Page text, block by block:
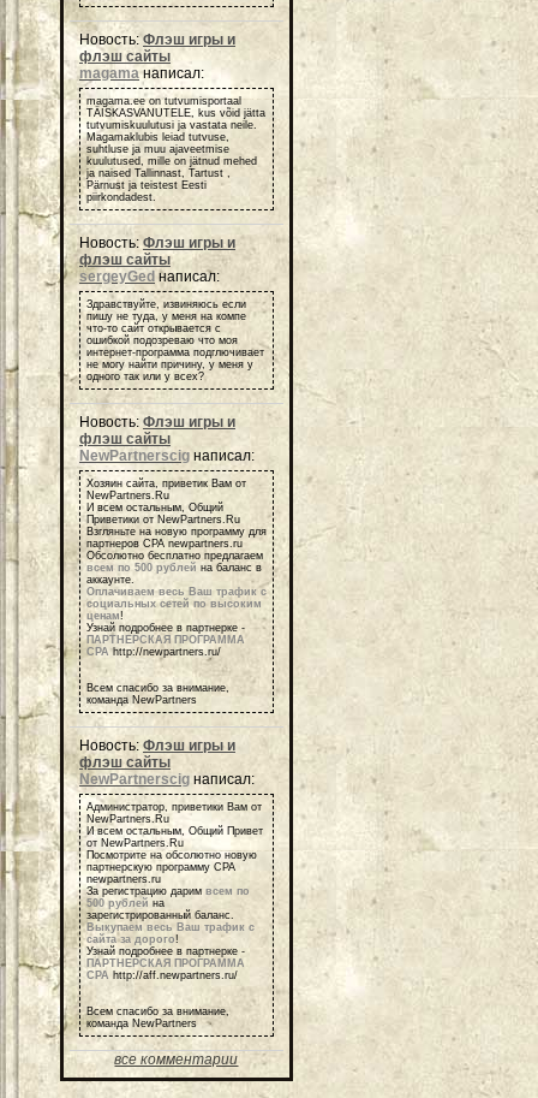
Новость:Флэш игры и
флэш сайты
magamaнаписал:
magama.ee on tutvumisportaal
TÄISKASVANUTELE, kus võid jätta
tutvumiskuulutusi ja vastata neile.
Magamaklubis leiad tutvuse,
suhtluse ja muu ajaveetmise
kuulutused, mille on jätnud mehed
ja naised Tallinnast, Tartust ,
Pärnust ja teistest Eesti
piirkondadest.
Новость:Флэш игры и
флэш сайты
sergeyGed написал:
Здравствуйте, извиняюсь если
пишу не туда, у меня на компе
что-то сайт открывается с
ошибкой подозреваю что моя
интернет-программа подглючивает
не могу найти причину, у меня у
одного так или у всех?
Новость: Флэш игры и
флэш сайты
NewPartnerscig написал:
Хозяин сайта, приветик Вам от
NewPartners.Ru
И всем остальным, Общий
Приветики от NewPartners.Ru
Взгляньте на новую программу для
партнеров СРА newpartners.ru
Обсолютно бесплатно предлагаем
всем по 500 рублей на баланс в
аккаунте.
Оплачиваем весь Ваш трафик с
социальных сетей по высоким
ценам!
Узнай подробнее в партнерке -
ПАРТНЕРСКАЯ ПРОГРАММА
СРА http://newpartners.ru/
Всем спасибо за внимание,
команда NewPartners
Новость: Флэш игры и
флэш сайты
NewPartnerscig написал:
Администратор, приветики Вам от
NewPartners.Ru
И всем остальным, Общий Привет
от NewPartners.Ru
Посмотрите на обсолютно новую
партнерскую программу СРА
newpartners.ru
За регистрацию дарим всем по
500 рублей на
зарегистрированный баланс.
Выкупаем весь Ваш трафик с
сайта за дорого!
Узнай подробнее в партнерке -
ПАРТНЕРСКАЯ ПРОГРАММА
СРА http://aff.newpartners.ru/
Всем спасибо за внимание,
команда NewPartners
все комментарии